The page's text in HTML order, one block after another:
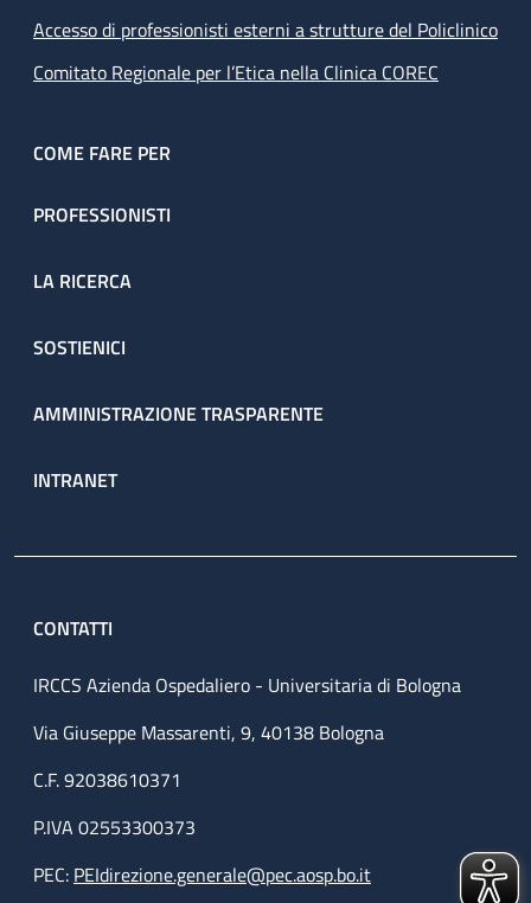
Accesso di professionisti esterni a strutture del Policlinico
Comitato Regionale per l’Etica nella Clinica COREC
COME FARE PER
PROFESSIONISTI
LA RICERCA
SOSTIENICI
AMMINISTRAZIONE TRASPARENTE
INTRANET
CONTATTI
IRCCS Azienda Ospedaliero - Universitaria di Bologna
Via Giuseppe Massarenti, 9, 40138 Bologna
C.F. 92038610371
P.IVA 02553300373
PEC: PEIdirezione.generale@pec.aosp.bo.it